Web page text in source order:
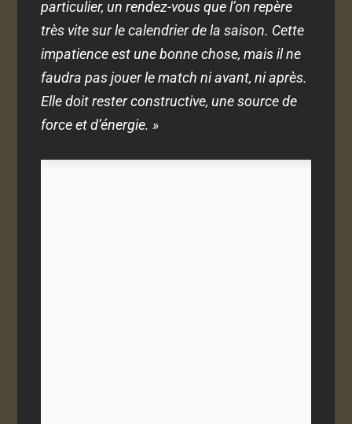
particulier, un rendez-vous que l’on repère
très vite sur le calendrier de la saison. Cette
impatience est une bonne chose, mais il ne
faudra pas jouer le match ni avant, ni après.
Elle doit rester constructive, une source de
force et d’énergie. »